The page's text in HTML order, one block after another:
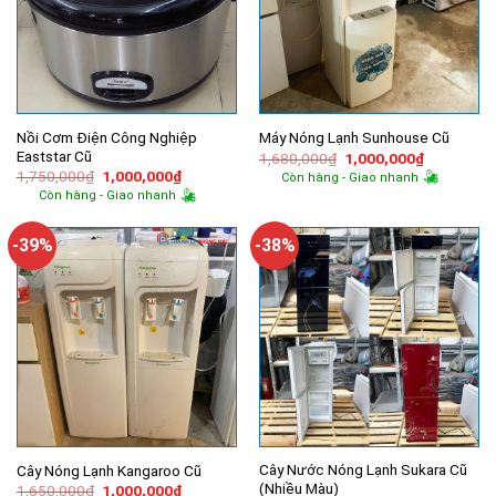
Nồi Cơm Điện Công Nghiệp
Eaststar Cũ
1,750,000₫ Giá
gốc
là:
1,000,000₫Giá
hiện
tại
1,000,000₫.
Còn hàng - Giao nhanh
Máy Nóng Lạnh Sunhouse Cũ
1,680,000₫ Giá
gốc
là:
1,000,000₫Giá
hiện
tại
Còn hàng - Giao nhanh
-39%
Cây Nóng Lạnh Kangaroo Cũ
1,650,000₫ Giá
1,000,000₫Giá
-38%
Cây Nước Nóng Lạnh Sukara Cũ
(Nhiều Màu)